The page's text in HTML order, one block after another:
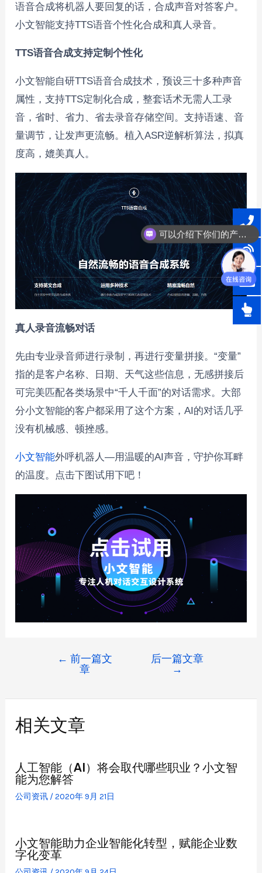
语音合成将机器人要回复的话，合成声音对答客户。
小文智能支持TTS语音个性化合成和真人录音。
TTS语音合成支持定制个性化
小文智能自研TTS语音合成技术，预设三十多种声音
属性，支持TTS定制化合成，整套话术无需人工录
音，省时、省力、省去录音存储空间。支持语速、音
量调节，让发声更流畅。植入ASR逆解析算法，拟真
度高，媲美真人。
真人录音流畅对话
先由专业录音师进行录制，再进行变量拼接。“变量”
指的是客户名称、日期、天气这些信息，无感拼接后
可完美匹配各类场景中“千人千面”的对话需求。大部
分小文智能的客户都采用了这个方案，AI的对话几乎
没有机械感、顿挫感。
小文智能外呼机器人—用温暖的AI声音，守护你耳畔
的温度。点击下图试用下吧！
← 前一篇文
章
后一篇文章
→
相关文章
人工智能（AI）将会取代哪些职业？小文智
能为您解答
公司资讯 /2020年 9月 21日
小文智能助力企业智能化转型，赋能企业数
字化变革
可以介绍下你们的产品么？